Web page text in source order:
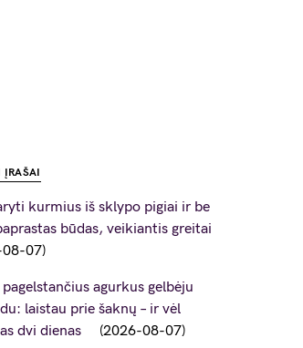
ĮRAŠAI
kurmius iš sklypo pigiai ir be
būdas, veikiantis greitai
07
agurkus gelbėju
laistau prie šaknų – ir vėl
dvi dienas
2026-08-07